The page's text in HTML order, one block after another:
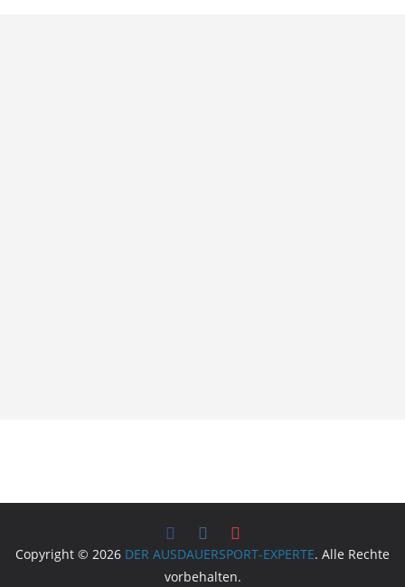
Copyright © 2026 DER AUSDAUERSPORT-EXPERTE. Alle Rechte
vorbehalten.